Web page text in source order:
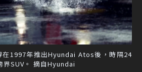
1997年推出Hyundai Atos後，時隔24
界SUV。 摘自Hyundai